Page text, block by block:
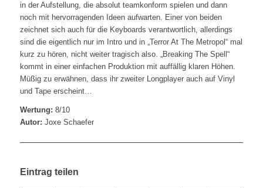
in der Aufstellung, die absolut teamkonform spielen und dann
noch mit hervorragenden Ideen aufwarten. Einer von beiden
zeichnet sich auch für die Keyboards verantwortlich, allerdings
sind die eigentlich nur im Intro und in „Terror At The Metropol“ mal
kurz zu hören, nicht weiter tragisch also. „Breaking The Spell“
kommt in einer einfachen Produktion mit auffällig klaren Höhen.
Müßig zu erwähnen, dass ihr zweiter Longplayer auch auf Vinyl
und Tape erscheint…
Wertung: 8/10
Autor: Joxe Schaefer
Eintrag teilen